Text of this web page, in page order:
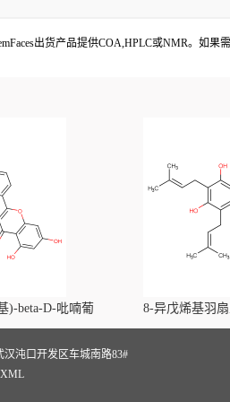
出货产品提供COA,HPLC或NMR。如果
)-beta-D-吡喃葡
O-(6''-galloyl)-
对照品, CAS
6
8-异戊烯基羽
Prenylluteone对照
汉沌口开发区车城南路83#
XML